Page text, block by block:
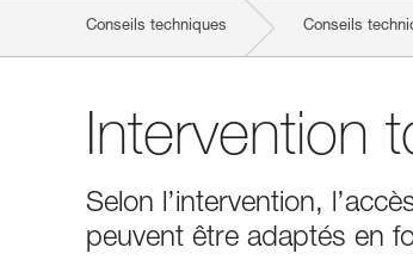
Conseils techniques Conseils
Intervention
Selon l’intervention,
peuvent être adaptés en